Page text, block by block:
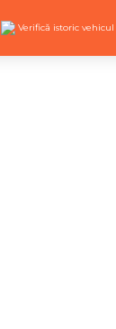
Verifică istoric vehicul